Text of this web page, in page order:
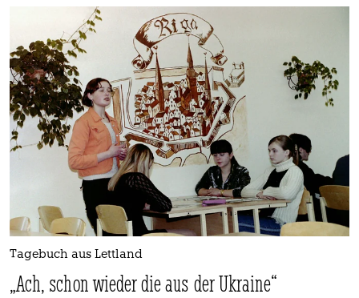
Tagebuch aus Lettland
„Ach, schon wieder die aus der Ukraine“